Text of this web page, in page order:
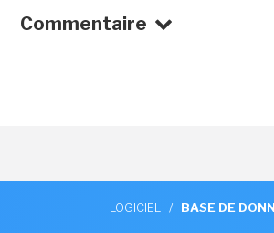
Commentaire
LOGICIEL / BASE DE